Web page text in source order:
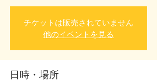
チケットは販売されていません
他のイベントを見る
日時・場所